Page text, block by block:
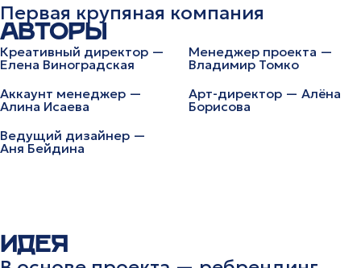
Первая крупяная компания
АВТОРЫ
Креативный директор —
Елена Виноградская
Менеджер проекта —
Владимир Томко
Аккаунт менеджер —
Алина Исаева
Арт-директор — Алёна
Борисова
Ведущий дизайнер —
Аня Бейдина
ИДЕЯ